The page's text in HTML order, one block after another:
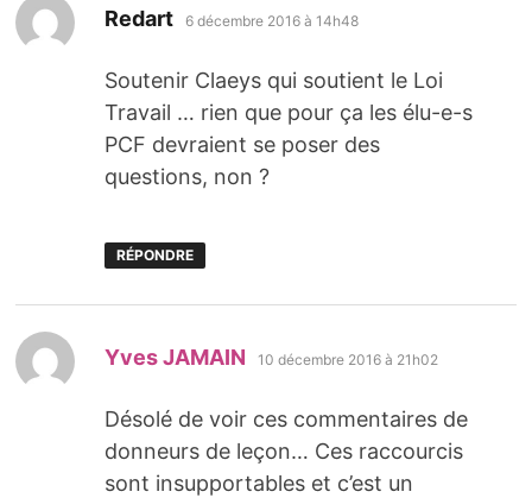
Redart dit :
6 décembre 2016 à 14h48
Soutenir Claeys qui soutient le Loi
Travail … rien que pour ça les élu-e-s
PCF devraient se poser des
questions, non ?
RÉPONDRE
Yves JAMAIN dit :
10 décembre 2016 à 21h02
Désolé de voir ces commentaires de
donneurs de leçon… Ces raccourcis
sont insupportables et c’est un